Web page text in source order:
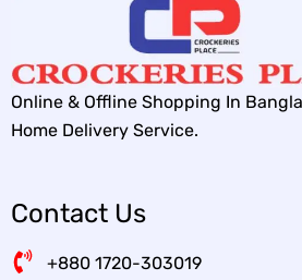
Online & Offline Shopping In
Home Delivery Service.
Contact Us
+880 1720-303019